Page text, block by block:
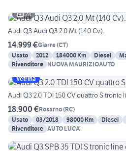
24
Audi Q3 Audi Q3 2.0 Mt (140 Cv).
14.999 €Giarre(CT)
Usato
2012 184000 Km Diesel
Rivenditore NUOVA MAURIZIOAUTO
Vetrina
Audi Q3 2.0 TDI 150 CV quattro S tronic
18.900 €Rosarno(RC)
Usato
03/2018 98000 Km Diesel
Rivenditore AUTO LUCA'